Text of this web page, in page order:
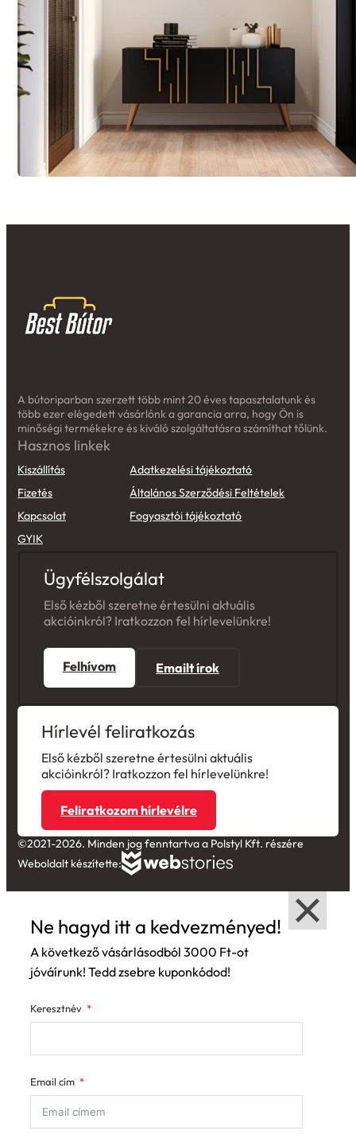
A bútoriparban szerzett több mint 20 éves tapasztalatunk és
több ezer elégedett vásárlónk a garancia arra, hogy Ön is
minőségi termékekre és kiváló szolgáltatásra számíthat tőlünk.
Hasznos linkek
Kiszállítás
Fizetés
Kapcsolat
GYIK
Adatkezelési tájékoztató
Általános Szerződési Feltételek
Fogyasztói tájékoztató
Ügyfélszolgálat
Első kézből szeretne értesülni aktuális
akcióinkról? Iratkozzon fel hírlevelünkre!
Felhívom Emailt írok
Hírlevél feliratkozás
Első kézből szeretne értesülni aktuális
akcióinkról? Iratkozzon fel hírlevelünkre!
Feliratkozom hírlevélre
©2021-2026. Minden jog fenntartva a Polstyl Kft. részére
Weboldalt készítette:
Ne hagyd itt a kedvezményed!
A következő vásárlásodból 3000 Ft-ot
jóváírunk! Tedd zsebre kuponkódod!
Keresztnév
Email cím